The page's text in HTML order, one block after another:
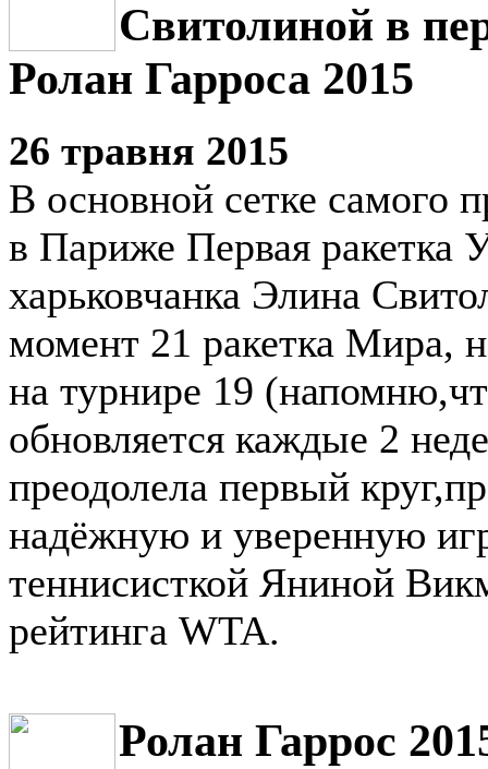
Свитолиной в
Ролан Гарроса 2015
26 травня 2015
В основной сетке самого
в Париже Первая ракетка
харьковчанка Элина
момент 21 ракетка Мира,
на турнире 19
обновляется каждые 2
преодолела первый
надёжную и уверенную
теннисисткой Яниной
рейтинга WTA.
Ролан Гаррос